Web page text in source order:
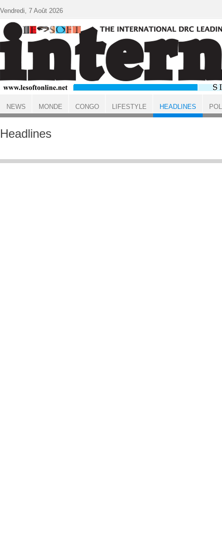
ACCUEIL
Headlines
Vendredi, 7 Août 2026
NEWS MONDE CONGO LIFESTYLE HEADLINES